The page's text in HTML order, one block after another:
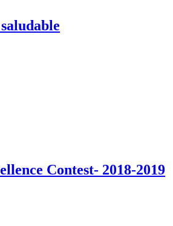
Contest- 2018-2019